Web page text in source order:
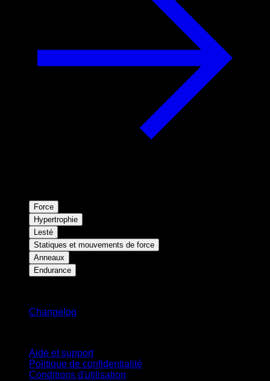
Force
Hypertrophie
Lesté
Statiques et mouvements de force
Anneaux
Endurance
Changelog
Aide et support
Politique de confidentialité
Conditions d'utilisation